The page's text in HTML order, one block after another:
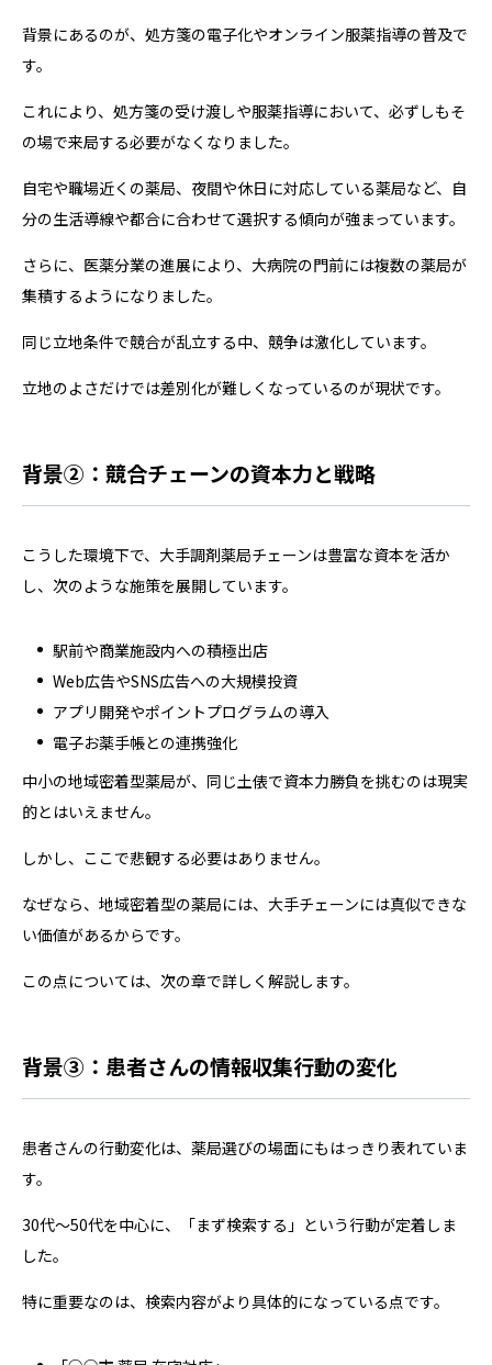
背景にあるのが、処方箋の電子化やオンライン服薬指導の普及で
す。
これにより、処方箋の受け渡しや服薬指導において、必ずしもそ
の場で来局する必要がなくなりました。
自宅や職場近くの薬局、夜間や休日に対応している薬局など、自
分の生活導線や都合に合わせて選択する傾向が強まっています。
さらに、医薬分業の進展により、大病院の門前には複数の薬局が
集積するようになりました。
同じ立地条件で競合が乱立する中、競争は激化しています。
立地のよさだけでは差別化が難しくなっているのが現状です。
背景②：競合チェーンの資本力と戦略
こうした環境下で、大手調剤薬局チェーンは豊富な資本を活か
し、次のような施策を展開しています。
駅前や商業施設内への積極出店
Web広告やSNS広告への大規模投資
アプリ開発やポイントプログラムの導入
電子お薬手帳との連携強化
中小の地域密着型薬局が、同じ土俵で資本力勝負を挑むのは現実
的とはいえません。
しかし、ここで悲観する必要はありません。
なぜなら、地域密着型の薬局には、大手チェーンには真似できな
い価値があるからです。
この点については、次の章で詳しく解説します。
背景③：患者さんの情報収集行動の変化
患者さんの行動変化は、薬局選びの場面にもはっきり表れていま
す。
30代〜50代を中心に、「まず検索する」という行動が定着しま
した。
特に重要なのは、検索内容がより具体的になっている点です。